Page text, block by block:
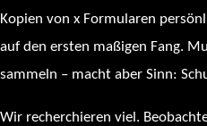
Kopien von x Formularen
auf den ersten maßigen Fang.
sammeln – macht aber Sinn:
Wir recherchieren viel.